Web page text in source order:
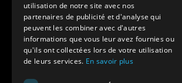
Colonie de vacances SUPERNOVA
Modes de règlement acceptés
utilisation de notre site avec nos
partenaires de publicité et d'analyse qui
peuvent les combiner avec d'autres
informations que vous leur avez fournies ou
qu'ils ont collectées lors de votre utilisation
de leurs services. En savoir plus